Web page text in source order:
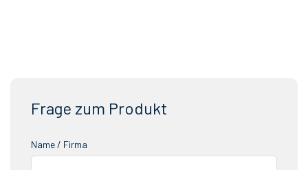
Frage zum Produkt
Name / Firma